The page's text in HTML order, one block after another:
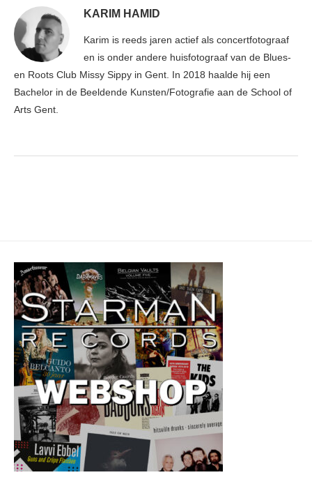
KARIM HAMID
Karim is reeds jaren actief als concertfotograaf
en is onder andere huisfotograaf van de Blues-
en Roots Club Missy Sippy in Gent. In 2018 haalde hij een
Bachelor in de Beeldende Kunsten/Fotografie aan de School of
Arts Gent.